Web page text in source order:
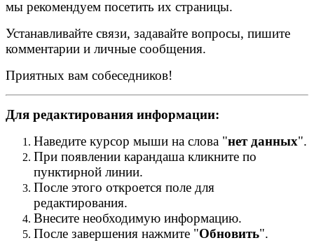
мы рекомендуем посетить их страницы.
Устанавливайте связи, задавайте вопросы, пишите
комментарии и личные сообщения.
Приятных вам собеседников!
Для редактирования информации:
Наведите курсор мыши на слова "нет данных".
При появлении карандаша кликните по
пунктирной линии.
После этого откроется поле для
редактирования.
Внесите необходимую информацию.
После завершения нажмите "Обновить".